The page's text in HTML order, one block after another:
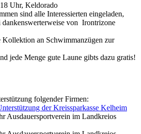
Uhr, Keldorado
sind alle Interessierten eingeladen,
dankenswerterweise von Irontrizone
Kollektion an Schwimmanzügen zur
jede Menge gute Laune gibts dazu gratis!
folgender Firmen: